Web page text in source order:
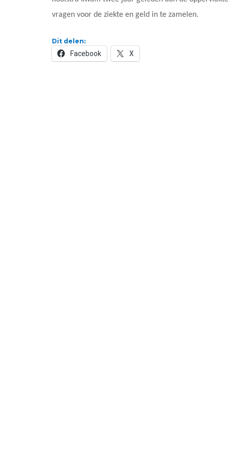
vragen voor de ziekte en geld in te zamelen.
Dit delen:
Facebook X